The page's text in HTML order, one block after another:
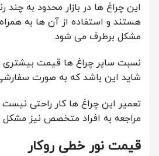
این چراغ ها در بازار محدود به چند
هستند و استفاده از آن ها به
مشکل برطرف می شود.
نسبت سایر چراغ ها قیمت بیشتری
شاید این باشد که به صورت
تعمیر این چراغ ها کار راحتی نیست
مراجعه به افراد متخصص نیز
قیمت نور خطی روکار